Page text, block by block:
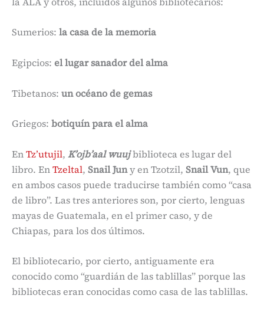
Sumerios: la casa de la memoria
Egipcios: el lugar sanador del alma
Tibetanos: un océano de gemas
Griegos: botiquín para el alma
EnTz’utujil, K’ojb’aal wuujbiblioteca es lugar del
libro. EnTzeltal, Snail Juny en Tzotzil, Snail Vun, que
en ambos casos puede traducirse también como “casa
de libro”. Las tres anteriores son, por cierto, lenguas
mayas de Guatemala, en el primer caso, y de
Chiapas, para los dos últimos.
El bibliotecario, por cierto, antiguamente era
conocido como “guardián de las tablillas” porque las
bibliotecas eran conocidas como casa de las tablillas.